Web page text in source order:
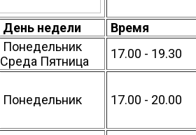
День недели
Время
Понедельник
Среда Пятница
17.00 - 19.30
Понедельник 17.00 - 20.00